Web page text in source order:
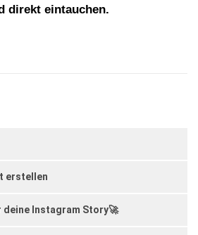
direkt eintauchen.
erstellen
deine Instagram Story🚀